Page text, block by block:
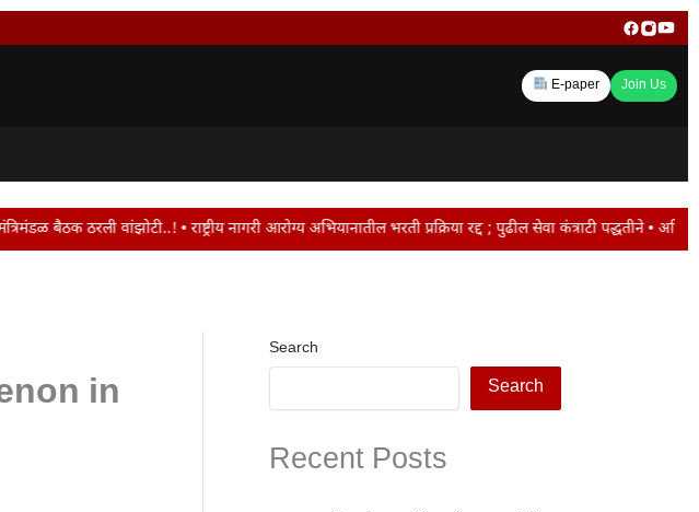
E-paper Join Us
नागरी आरोग्य अभियानातील भरती प्रक्रिया रद्द ; पुढील सेवा कंत्राटी पद्धतीने • अभिजित दिपकेंवर
in
Search
Search
Recent Posts